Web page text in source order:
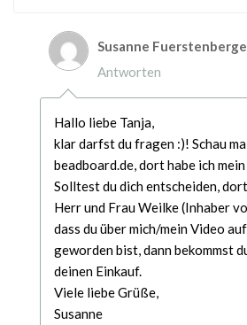
Susanne
Antworten
Hallo liebe Tanja,
klar darfst du fragen :)! Schau
beadboard.de, dort habe ich
Solltest du dich entscheiden,
Herr und Frau Weilke (Inhaber
dass du über mich/mein Video
geworden bist, dann bekommst
deinen Einkauf.
Viele liebe Grüße,
Susanne